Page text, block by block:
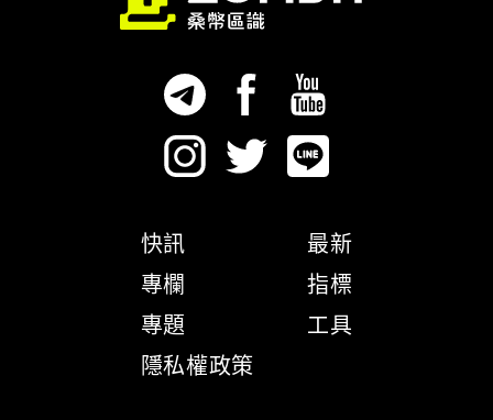
快訊
專欄
專題
隱私權政策
最新
指標
工具